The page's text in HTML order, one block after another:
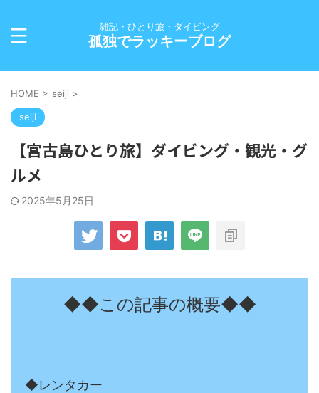
雑記・ひとり旅・ダイビング
孤独でラッキーブログ
HOME > seiji >
seiji
【宮古島ひとり旅】ダイビング・観光・グ
ルメ
2025年5月25日
◆◆この記事の概要◆◆
◆レンタカー